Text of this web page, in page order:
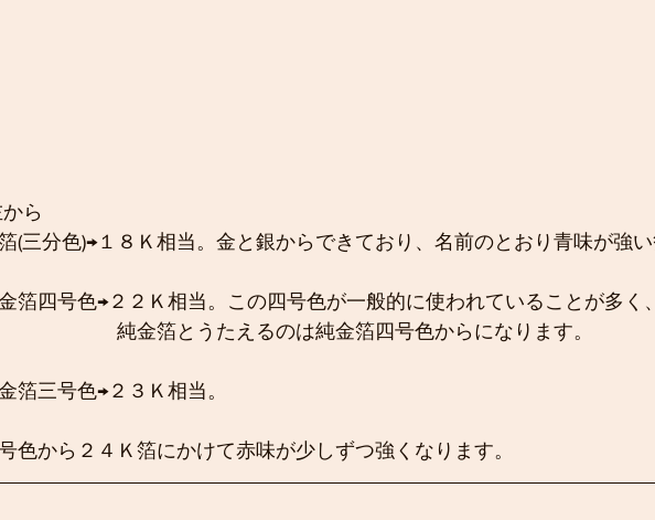
ら
(三分色)→１８Ｋ相当。金と銀からできており、名前のとおり青味が強
箔四号色→２２Ｋ相当。この四号色が一般的に使われていることが多く
金箔とうたえるのは純金箔四号色からになります。
箔三号色→２３Ｋ相当。
色から２４Ｋ箔にかけて赤味が少しずつ強くなります。